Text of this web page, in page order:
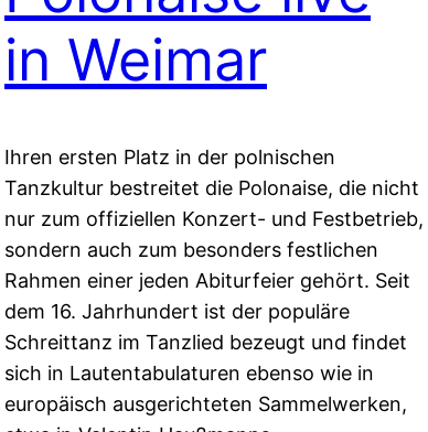
in Weimar
Ihren ersten Platz in der polnischen
Tanzkultur bestreitet die Polonaise, die nicht
nur zum offiziellen Konzert- und Festbetrieb,
sondern auch zum besonders festlichen
Rahmen einer jeden Abiturfeier gehört. Seit
dem 16. Jahrhundert ist der populäre
Schreittanz im Tanzlied bezeugt und findet
sich in Lautentabulaturen ebenso wie in
europäisch ausgerichteten Sammelwerken,